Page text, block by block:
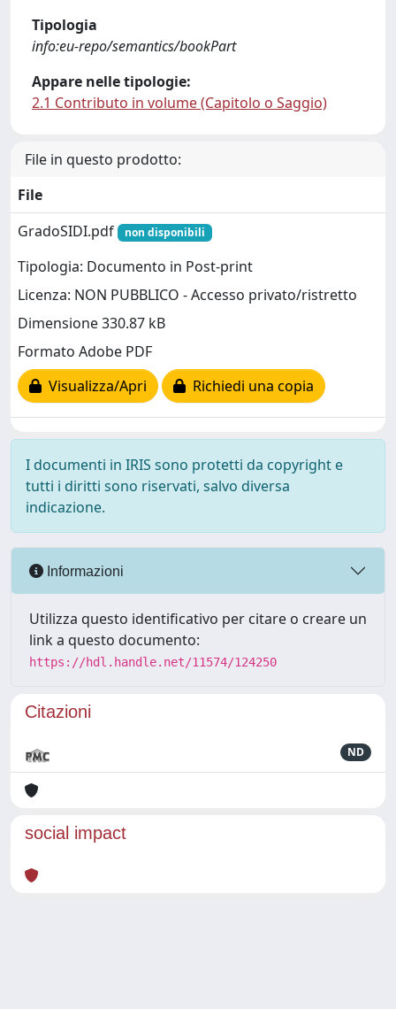
Tipologia
info:eu-repo/semantics/bookPart
Appare nelle tipologie:
2.1 Contributo in volume (Capitolo o Saggio)
File in questo prodotto:
File
GradoSIDI.pdf
non disponibili
Tipologia: Documento in Post-print
Licenza: NON PUBBLICO - Accesso privato/ristretto
Dimensione 330.87 kB
Formato Adobe PDF
Visualizza/Apri
Richiedi una copia
I documenti in IRIS sono protetti da copyright e
tutti i diritti sono riservati, salvo diversa
indicazione.
Informazioni
Utilizza questo identificativo per citare o creare un
link a questo documento:
https://hdl.handle.net/11574/124250
Citazioni
ND
social impact